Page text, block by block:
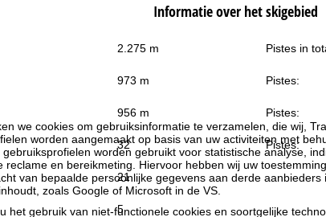
we cookies om gebruiksinformatie te verzamelen, die wij,
worden aangemaakt op basis van uw activiteiten met
worden gebruikt voor statistische analyse,
en bereikmeting. Hiervoor hebben wij uw
van bepaalde persoonlijke gegevens aan derde aanbieders
zoals Google of Microsoft in de VS.
het gebruik van niet-functionele cookies en soortgelijke
Informatie over het skigebied
2.275 m Pistes in
973 m Pistes:
956 m Pistes:
32 Pistes:
21
5